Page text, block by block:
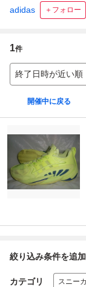
adidas ＋フォロー
1件
終了日時が近い順
開催中に戻る
絞り込み条件を追加
カテゴリ スニー